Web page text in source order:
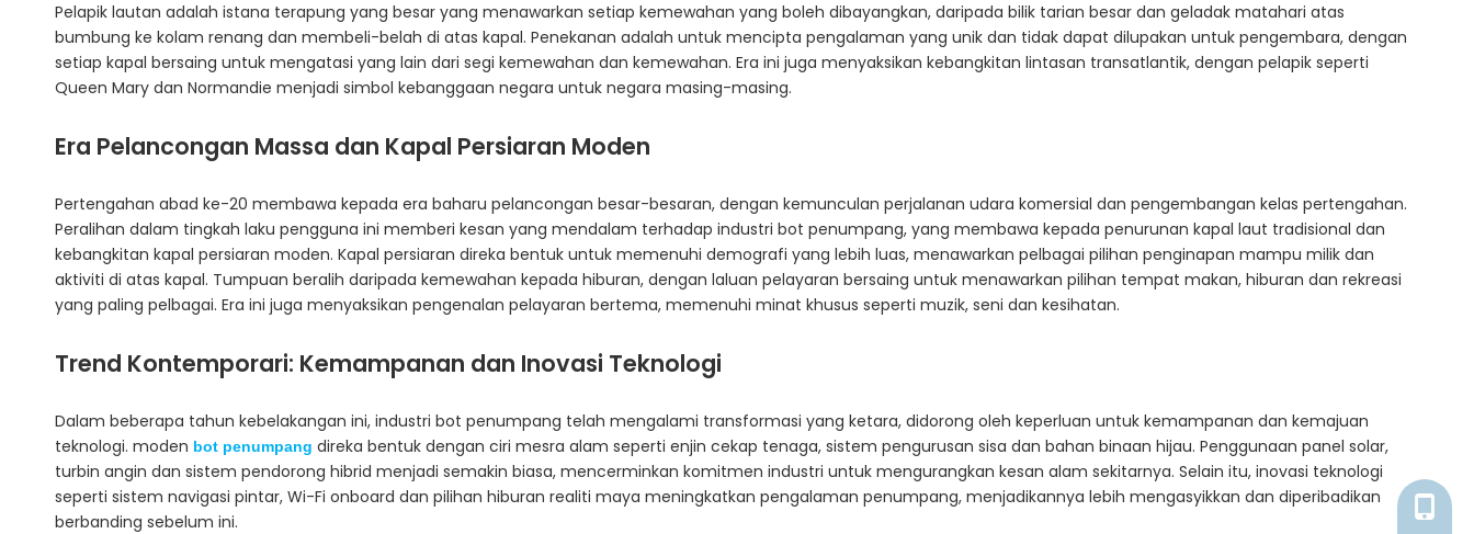
Pelapik lautan adalah istana terapung yang besar yang menawarkan setiap kemewahan yang boleh dibayangkan, daripada bilik tarian besar dan geladak matahari atas
bumbung ke kolam renang dan membeli-belah di atas kapal. Penekanan adalah untuk mencipta pengalaman yang unik dan tidak dapat dilupakan untuk pengembara, dengan
setiap kapal bersaing untuk mengatasi yang lain dari segi kemewahan dan kemewahan. Era ini juga menyaksikan kebangkitan lintasan transatlantik, dengan pelapik seperti
Queen Mary dan Normandie menjadi simbol kebanggaan negara untuk negara masing-masing.
Era Pelancongan Massa dan Kapal Persiaran Moden
Pertengahan abad ke-20 membawa kepada era baharu pelancongan besar-besaran, dengan kemunculan perjalanan udara komersial dan pengembangan kelas pertengahan.
Peralihan dalam tingkah laku pengguna ini memberi kesan yang mendalam terhadap industri bot penumpang, yang membawa kepada penurunan kapal laut tradisional dan
kebangkitan kapal persiaran moden. Kapal persiaran direka bentuk untuk memenuhi demografi yang lebih luas, menawarkan pelbagai pilihan penginapan mampu milik dan
aktiviti di atas kapal. Tumpuan beralih daripada kemewahan kepada hiburan, dengan laluan pelayaran bersaing untuk menawarkan pilihan tempat makan, hiburan dan rekreasi
yang paling pelbagai. Era ini juga menyaksikan pengenalan pelayaran bertema, memenuhi minat khusus seperti muzik, seni dan kesihatan.
Trend Kontemporari: Kemampanan dan Inovasi Teknologi
Dalam beberapa tahun kebelakangan ini, industri bot penumpang telah mengalami transformasi yang ketara, didorong oleh keperluan untuk kemampanan dan kemajuan
teknologi. moden bot penumpang direka bentuk dengan ciri mesra alam seperti enjin cekap tenaga, sistem pengurusan sisa dan bahan binaan hijau. Penggunaan panel solar,
turbin angin dan sistem pendorong hibrid menjadi semakin biasa, mencerminkan komitmen industri untuk mengurangkan kesan alam sekitarnya. Selain itu, inovasi teknologi
seperti sistem navigasi pintar, Wi-Fi onboard dan pilihan hiburan realiti maya meningkatkan pengalaman penumpang, menjadikannya lebih mengasyikkan dan diperibadikan
berbanding sebelum ini.